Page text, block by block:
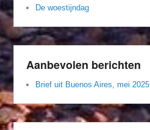
De woestijndag
Aanbevolen berichten
Brief uit Buenos Aires, mei 2025